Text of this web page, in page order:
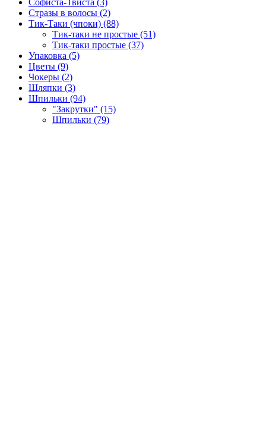
Стразы в волосы (2)
Тик-Таки (чпоки) (88)
Тик-таки не простые (51)
Тик-таки простые (37)
Упаковка (5)
Цветы (9)
Чокеры (2)
Шляпки (3)
Шпильки (94)
"Закрутки" (15)
Шпильки (79)